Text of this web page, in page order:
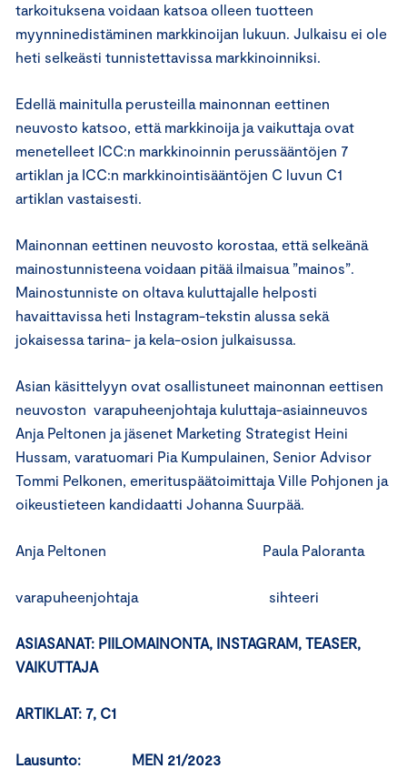
tarkoituksena voidaan katsoa olleen tuotteen
myynninedistäminen markkinoijan lukuun. Julkaisu ei ole
heti selkeästi tunnistettavissa markkinoinniksi.
Edellä mainitulla perusteilla mainonnan eettinen
neuvosto katsoo, että markkinoija ja vaikuttaja ovat
menetelleet ICC:n markkinoinnin perussääntöjen 7
artiklan ja ICC:n markkinointisääntöjen C luvun C1
artiklan vastaisesti.
Mainonnan eettinen neuvosto korostaa, että selkeänä
mainostunnisteena voidaan pitää ilmaisua ”mainos”.
Mainostunniste on oltava kuluttajalle helposti
havaittavissa heti Instagram-tekstin alussa sekä
jokaisessa tarina- ja kela-osion julkaisussa.
Asian käsittelyyn ovat osallistuneet mainonnan eettisen
neuvoston varapuheenjohtaja kuluttaja-asiainneuvos
Anja Peltonen ja jäsenet Marketing Strategist Heini
Hussam, varatuomari Pia Kumpulainen, Senior Advisor
Tommi Pelkonen, emerituspäätoimittaja Ville Pohjonen ja
oikeustieteen kandidaatti Johanna Suurpää.
Anja Peltonen Paula Paloranta
varapuheenjohtaja sihteeri
ASIASANAT: PIILOMAINONTA, INSTAGRAM, TEASER,
VAIKUTTAJA
ARTIKLAT: 7, C1
Lausunto: MEN 21/2023